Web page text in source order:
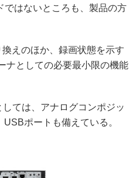
ではないところも、製品の方
えのほか、録画状態を示す
ナとしての必要最小限の機能
ては、アナログコンポジッ
ポートも備えている。